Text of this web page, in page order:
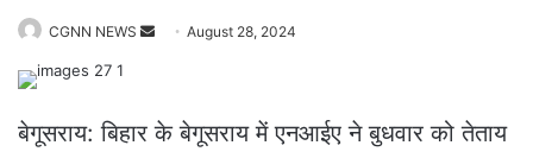
CGNN NEWS
d
August 28, 2024
बेगूसराय: बिहार के बेगूसराय में एनआईए ने बुधवार को तेताय